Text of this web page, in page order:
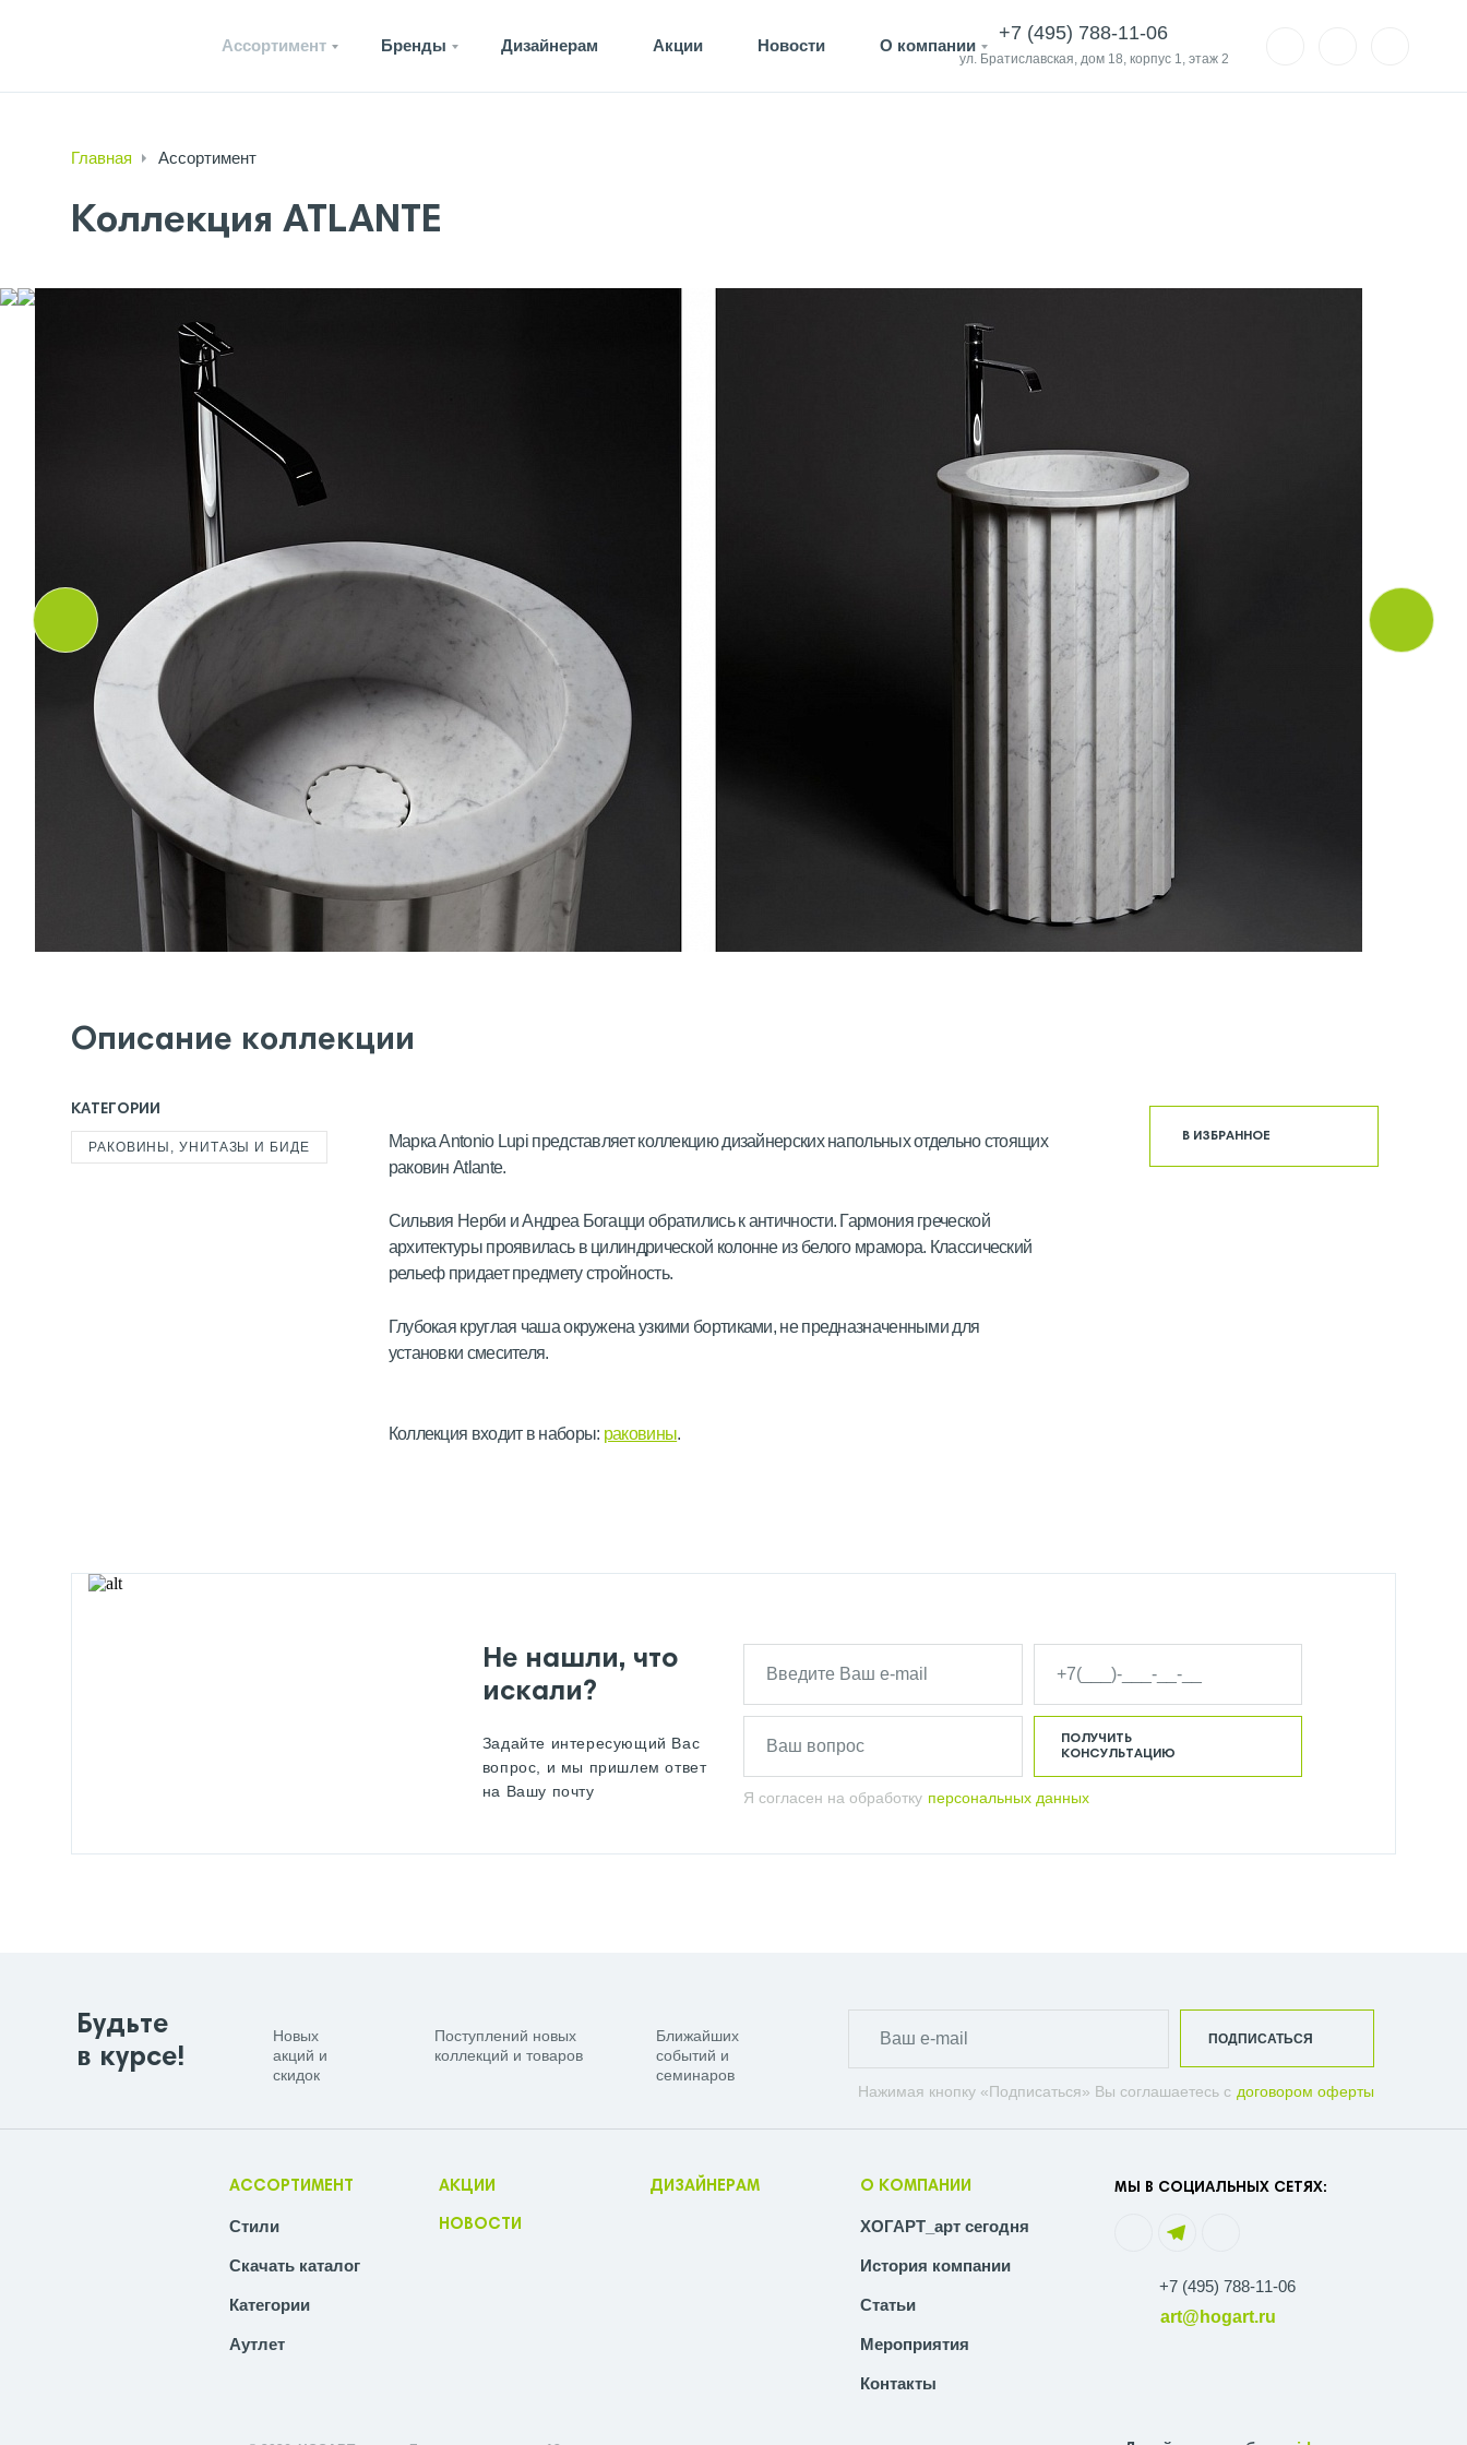
Ассортимент Бренды Дизайнерам Акции Новости О компании
+7 (495) 788-11-06
ул. Братиславская, дом 18, корпус 1, этаж 2
Главная Ассортимент
Коллекция ATLANTE
Описание коллекции
КАТЕГОРИИ
РАКОВИНЫ, УНИТАЗЫ И БИДЕ
Марка Antonio Lupi представляет коллекцию дизайнерских напольных отдельно стоящих
раковин Atlante.
Сильвия Нерби и Андреа Богацци обратились к античности. Гармония греческой
архитектуры проявилась в цилиндрической колонне из белого мрамора. Классический
рельеф придает предмету стройность.
Глубокая круглая чаша окружена узкими бортиками, не предназначенными для
установки смесителя.
Коллекция входит в наборы: раковины.
В ИЗБРАННОЕ
Не нашли, что
искали?
Задайте интересующий Вас
вопрос, и мы пришлем ответ
на Вашу почту
Я согласен на обработку персональных данных
ПОЛУЧИТЬ
КОНСУЛЬТАЦИЮ
Будьте
в курсе!
Новых
акций и
скидок
Поступлений новых
коллекций и товаров
Ближайших
событий и
семинаров
Нажимая кнопку «Подписаться» Вы соглашаетесь с договором оферты
ПОДПИСАТЬСЯ
АССОРТИМЕНТ
Стили
Скачать каталог
Категории
Аутлет
АКЦИИ
НОВОСТИ
ДИЗАЙНЕРАМ О КОМПАНИИ
ХОГАРТ_арт сегодня
История компании
Статьи
Мероприятия
Контакты
МЫ В СОЦИАЛЬНЫХ СЕТЯХ:
+7 (495) 788-11-06
art@hogart.ru